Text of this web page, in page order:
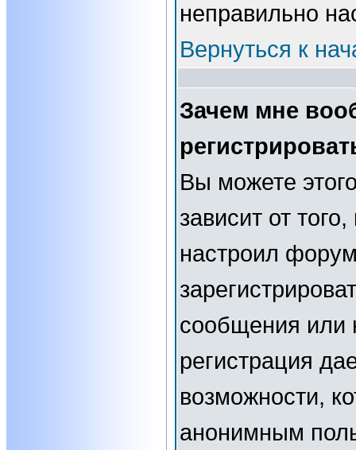
неправильно
Вернуться к
Зачем мне
Вы можете
зависит от
настроил
сообщения или
регистрация
возможности,
анонимным